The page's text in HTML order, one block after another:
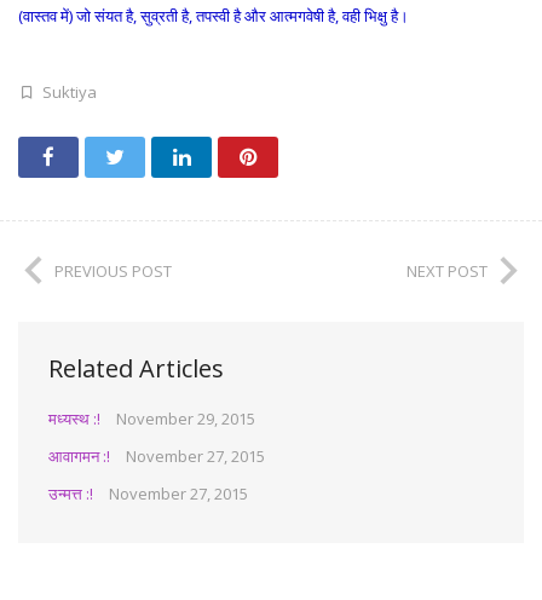
(वास्तव में) जो संयत है, सुव्रती है, तपस्वी है और आत्मगवेषी है, वही भिक्षु है।
Suktiya
PREVIOUS POST NEXT POST
Related Articles
मध्यस्थ :!
November 29, 2015
आवागमन :!
November 27, 2015
उन्मत्त :!
November 27, 2015